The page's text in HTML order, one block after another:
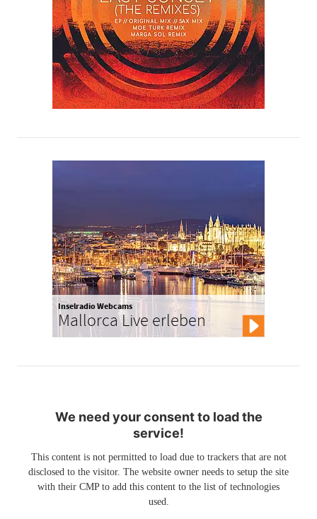
Inselradio Webcams
Mallorca Live erleben
We need your consent to load the
service!
This content is not permitted to load due to trackers that are not
disclosed to the visitor. The website owner needs to setup the site
with their CMP to add this content to the list of technologies
used.